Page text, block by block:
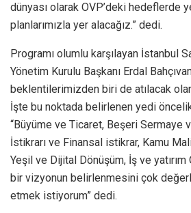
dünyası olarak OVP’deki hedeflerde
planlarımızla yer alacağız.” dedi.
Programı olumlu karşılayan İstanbul
Yönetim Kurulu Başkanı Erdal
beklentilerimizden biri de atılacak
İşte bu noktada belirlenen yedi
“Büyüme ve Ticaret, Beşeri Sermaye
İstikrarı ve Finansal istikrar, Kamu
Yeşil ve Dijital Dönüşüm, İş ve
bir vizyonun belirlenmesini çok
etmek istiyorum” dedi.